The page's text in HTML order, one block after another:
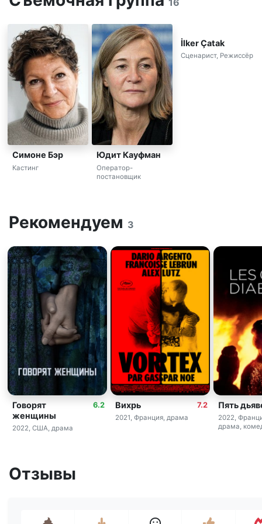
16
Симоне Бэр
Кастинг
Юдит Кауфман
Оператор-
постановщик
İlker Çatak
Сценарист, Режиссёр
Рекомендуем 3
6.2
Говорят
женщины
2022, США, драма
7.2
Вихрь
2021, Франция, драма
Пять
2022,
драма,
Отзывы